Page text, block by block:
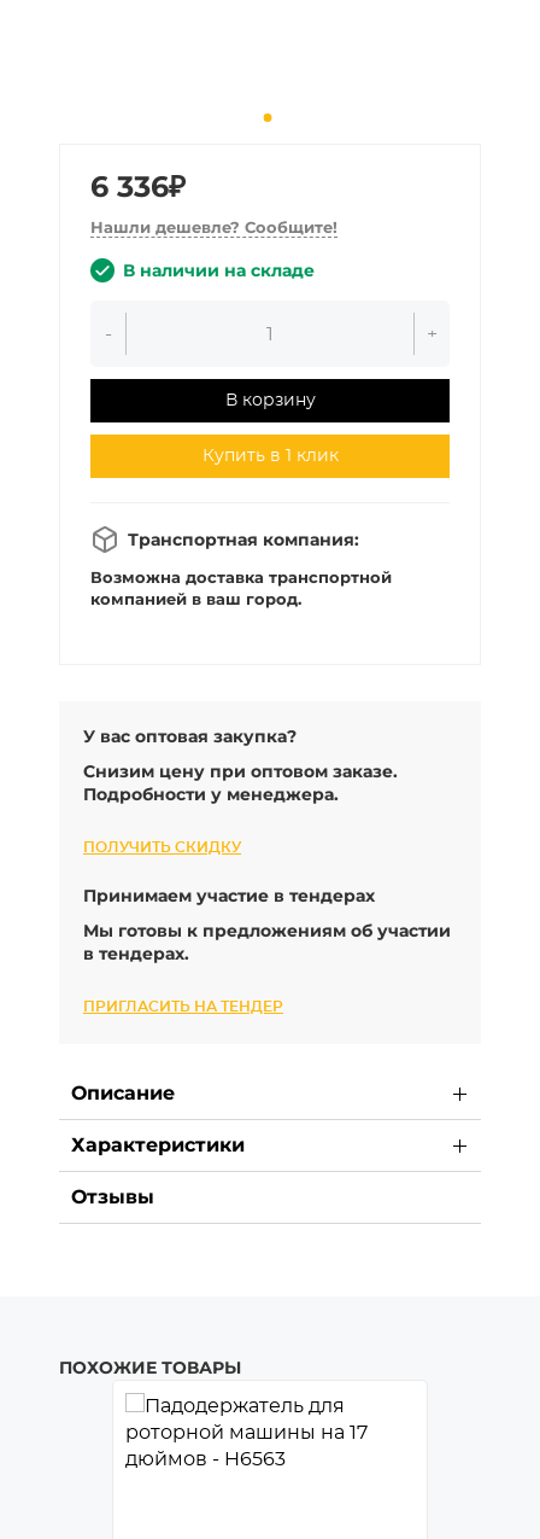
6 336₽
Нашли дешевле? Сообщите!
В наличии на складе
- +
В корзину
Купить в 1 клик
Транспортная компания:
Возможна доставка транспортной
компанией в ваш город.
У вас оптовая закупка?
Снизим цену при оптовом заказе.
Подробности у менеджера.
ПОЛУЧИТЬ СКИДКУ
Принимаем участие в тендерах
Мы готовы к предложениям об участии
в тендерах.
ПРИГЛАСИТЬ НА ТЕНДЕР
Описание
Характеристики
Отзывы
ПОХОЖИЕ ТОВАРЫ